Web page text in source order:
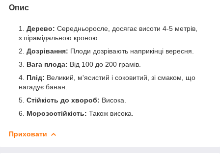
Опис
Дерево: Середньоросле, досягає висоти 4-5 метрів,
з пірамідальною кроною.
Дозрівання: Плоди дозрівають наприкінці вересня.
Вага плода: Від 100 до 200 грамів.
Плід: Великий, м'ясистий і соковитий, зі смаком, що
нагадує банан.
Стійкість до хвороб: Висока.
Морозостійкість: Також висока.
Приховати